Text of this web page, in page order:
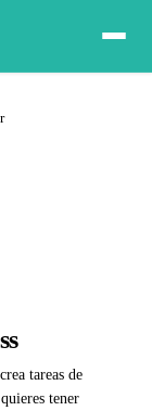
tareas de
tener